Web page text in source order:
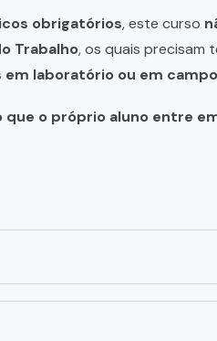
obrigatórios, este curso
Trabalho, os quais precisam
laboratório ou em campo
que o próprio aluno entre